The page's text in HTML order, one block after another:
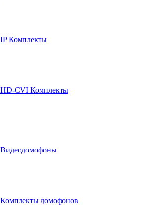
IP Комплекты
HD-CVI Комплекты
Видеодомофоны
Комплекты домофонов